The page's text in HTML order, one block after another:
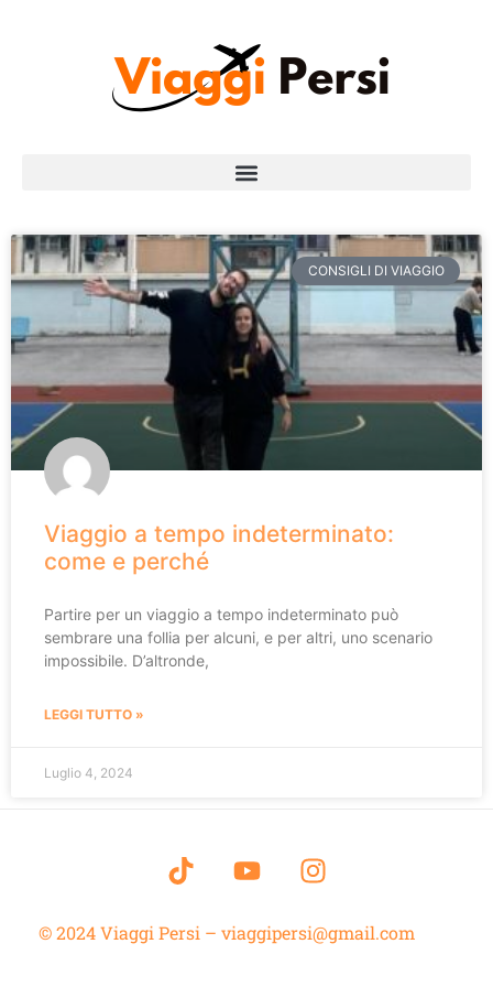
CONSIGLI DI VIAGGIO
Viaggio a tempo indeterminato:
come e perché
Partire per un viaggio a tempo indeterminato può
sembrare una follia per alcuni, e per altri, uno scenario
impossibile. D’altronde,
LEGGI TUTTO »
Luglio 4, 2024
© 2024 Viaggi Persi – viaggipersi@gmail.com